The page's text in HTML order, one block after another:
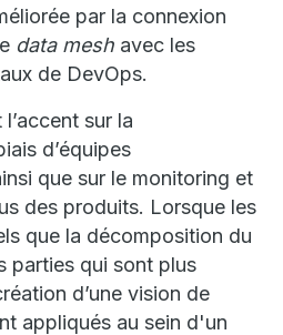
par la connexion
data mesh avec les
de DevOps.
sur la
d’équipes
que sur le monitoring et
des produits. Lorsque les
que la décomposition du
parties qui sont plus
d’une vision de
appliqués au sein d'un